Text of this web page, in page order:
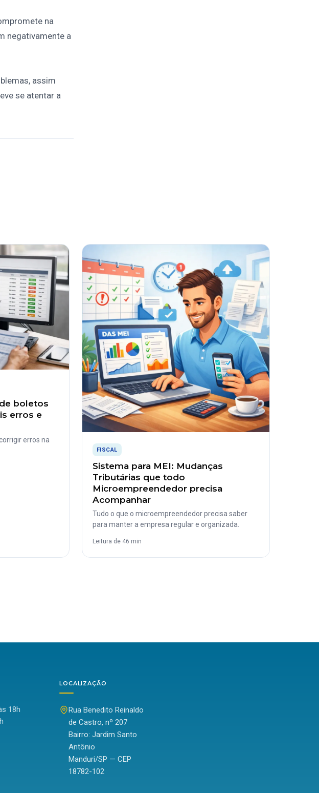
na
negativamente a
assim
se atentar a
boletos
erros e
erros na
FISCAL
Sistema para MEI: Mudanças
Tributárias que todo
Microempreendedor precisa
Acompanhar
Tudo o que o microempreendedor precisa saber
para manter a empresa regular e organizada.
Leitura de 46 min
18h
LOCALIZAÇÃO
Rua Benedito Reinaldo
de Castro, nº 207
Bairro: Jardim Santo
Antônio
Manduri/SP — CEP
18782-102